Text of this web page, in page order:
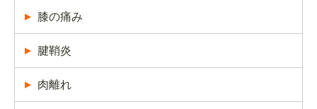
膝の痛み
腱鞘炎
肉離れ